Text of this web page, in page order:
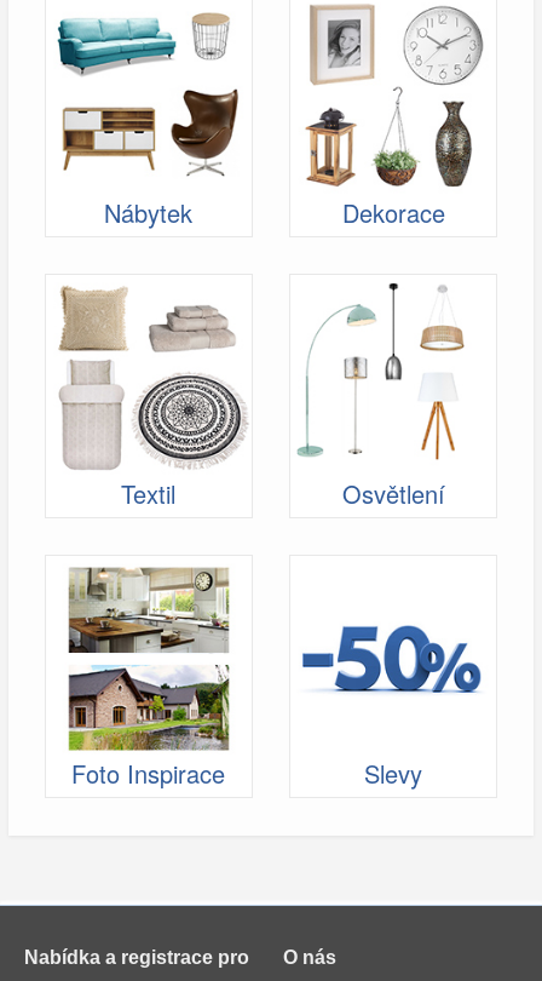
Nábytek Dekorace
Textil Osvětlení
Foto Inspirace Slevy
Nabídka a registrace pro O nás